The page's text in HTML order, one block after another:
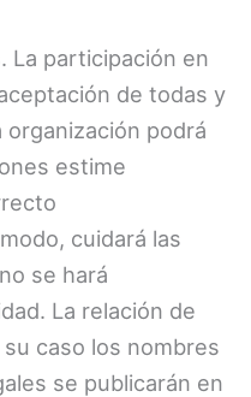
La participación en
de todas y
organización podrá
estime
cuidará las
se hará
La relación de
caso los nombres
se publicarán en